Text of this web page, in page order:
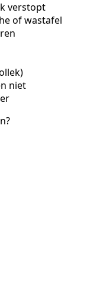
verstopt
of wastafel
niet